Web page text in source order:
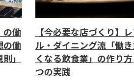
の働
の働
」
【今必要な店づくり】
ル・ダイニング流「働
くなる飲食業」の作り方
つの実践